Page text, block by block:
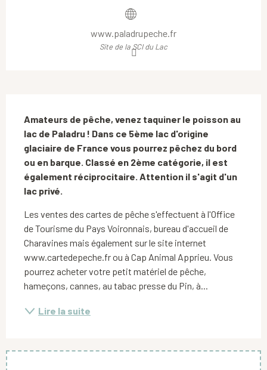
www.paladrupeche.fr
Site de la SCI du Lac
Amateurs de pêche, venez taquiner le poisson au
lac de Paladru ! Dans ce 5ème lac d'origine
glaciaire de France vous pourrez pêchez du bord
ou en barque. Classé en 2ème catégorie, il est
également réciprocitaire. Attention il s'agit d'un
lac privé.
Les ventes des cartes de pêche s'effectuent à l'Office
de Tourisme du Pays Voironnais, bureau d'accueil de
Charavines mais également sur le site internet
www.cartedepeche.fr ou à Cap Animal Apprieu. Vous
pourrez acheter votre petit matériel de pêche,
hameçons, cannes, au tabac presse du Pin, à...
Lire la suite